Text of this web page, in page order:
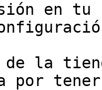
en tu
de la
por